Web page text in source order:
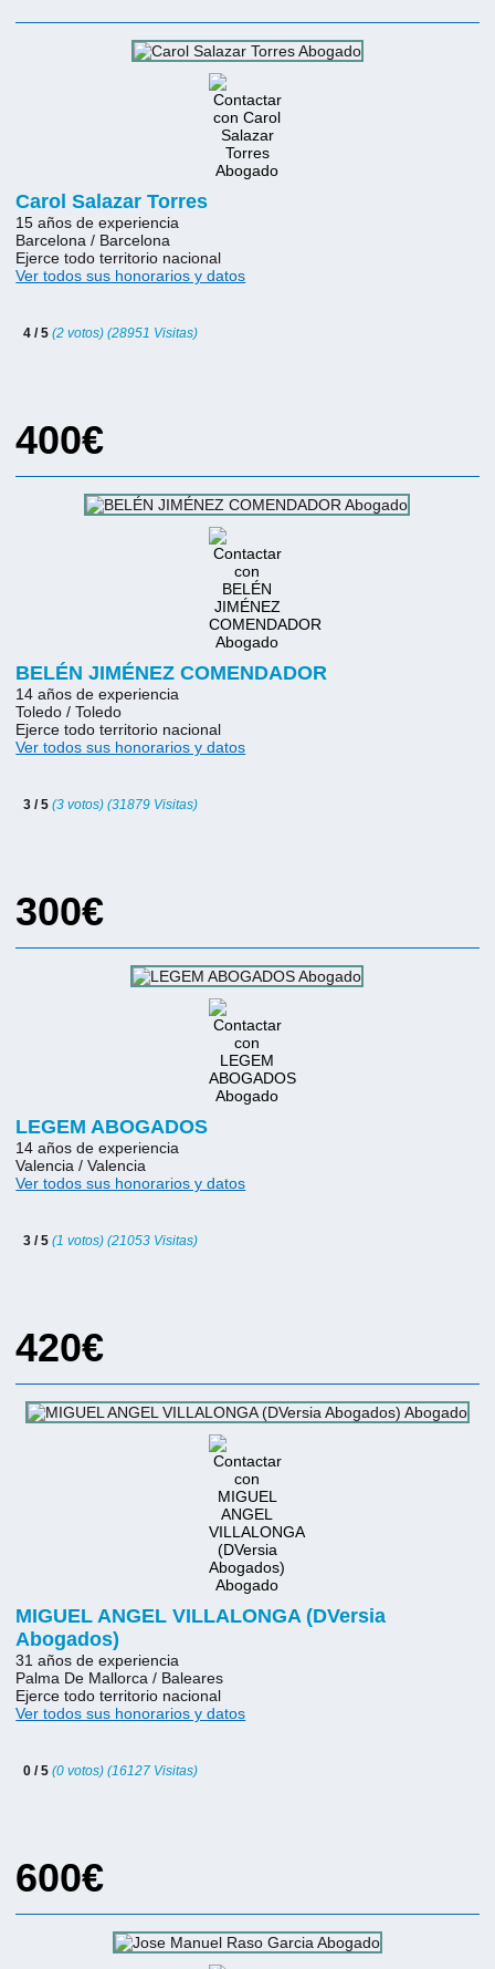
Carol Salazar Torres
15 años de experiencia
Barcelona / Barcelona
Ejerce todo territorio nacional
Ver todos sus honorarios y datos
4 / 5(2 votos) (28951 Visitas)
400€
BELÉN JIMÉNEZ COMENDADOR
14 años de experiencia
Toledo / Toledo
Ejerce todo territorio nacional
Ver todos sus honorarios y datos
3 / 5(3 votos) (31879 Visitas)
300€
LEGEM ABOGADOS
14 años de experiencia
Valencia / Valencia
Ver todos sus honorarios y datos
3 / 5(1 votos) (21053 Visitas)
420€
MIGUEL ANGEL VILLALONGA (DVersia
Abogados)
31 años de experiencia
Palma De Mallorca / Baleares
Ejerce todo territorio nacional
Ver todos sus honorarios y datos
0 / 5(0 votos) (16127 Visitas)
600€